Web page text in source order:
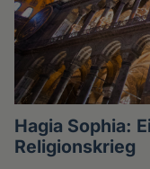
Hagia Sophia:
Religionskrieg